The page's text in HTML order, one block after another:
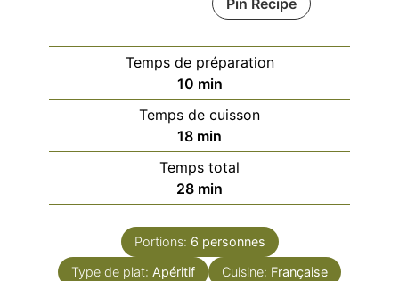
Pin Recipe
Temps de préparation
10minutes
min
Temps de cuisson
18minutes
min
Temps total
28minutes
min
Portions: 6 personnes
Type de plat: Apéritif Cuisine: Française